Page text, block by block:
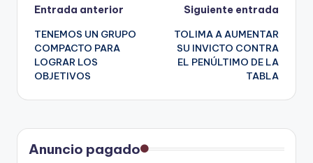
Navegación
de
entradas
Entrada anterior
TENEMOS UN GRUPO
COMPACTO PARA
LOGRAR LOS
OBJETIVOS
Siguiente entrada
TOLIMA A AUMENTAR
SU INVICTO CONTRA
EL PENÚLTIMO DE LA
TABLA
Anuncio pagado